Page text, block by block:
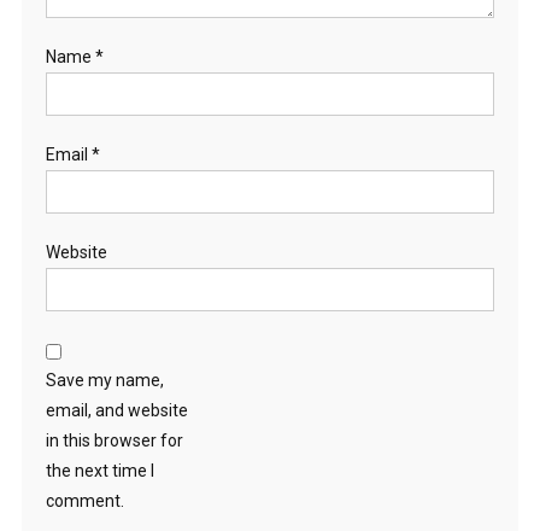
Name *
Email *
Website
Save my name,
email, and website
in this browser for
the next time I
comment.